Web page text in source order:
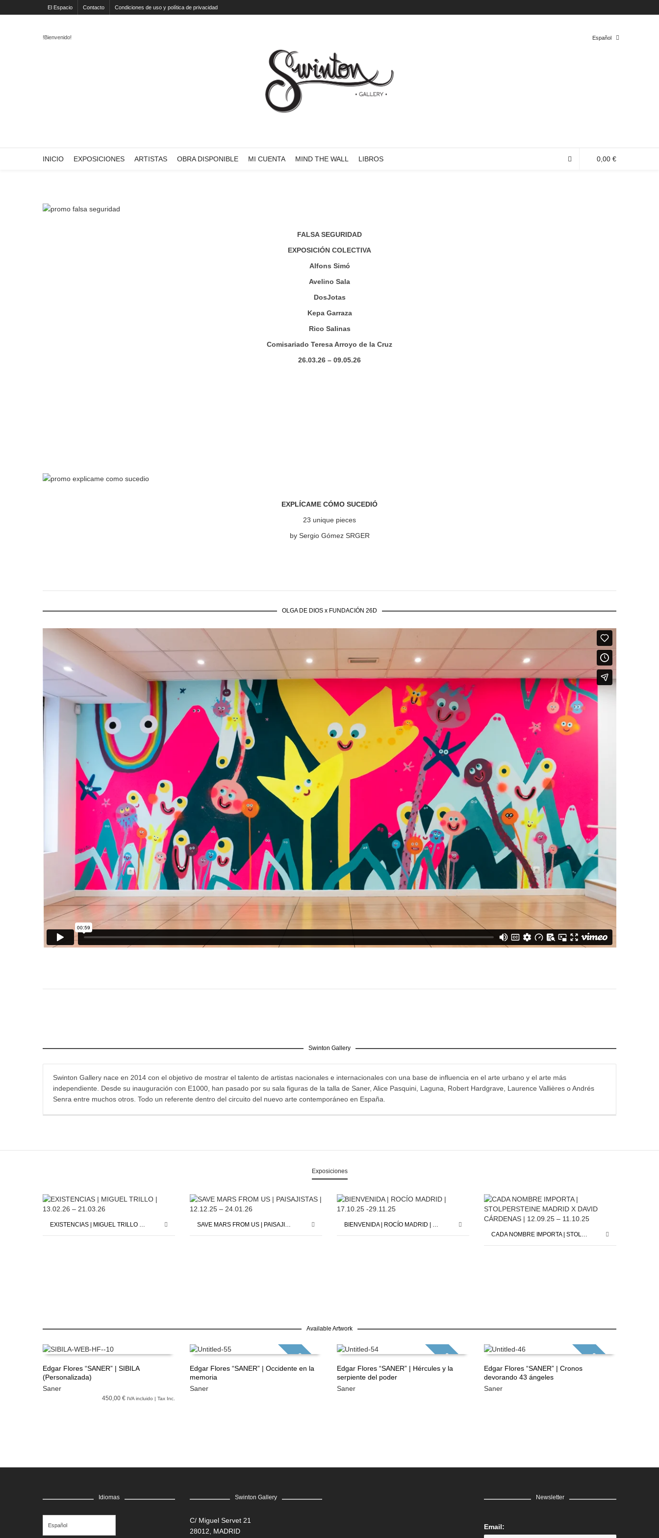
El Espacio Contacto Condiciones de uso y política de privacidad
!Bienvenido! Español
INICIO EXPOSICIONES ARTISTAS OBRA DISPONIBLE MI CUENTA MIND THE WALL LIBROS 0,00 €
FALSA SEGURIDAD
EXPOSICIÓN COLECTIVA
Alfons Simó
Avelino Sala
DosJotas
Kepa Garraza
Rico Salinas
Comisariado Teresa Arroyo de la Cruz
26.03.26 – 09.05.26
EXPLÍCAME CÓMO SUCEDIÓ
23 unique pieces
by Sergio Gómez SRGER
OLGA DE DIOS x FUNDACIÓN 26D
Swinton Gallery
Swinton Gallery nace en 2014 con el objetivo de mostrar el talento de artistas nacionales e internacionales con una base de influencia en el arte urbano y el arte más
independiente. Desde su inauguración con E1000, han pasado por su sala figuras de la talla de Saner, Alice Pasquini, Laguna, Robert Hardgrave, Laurence Vallières o Andrés
Senra entre muchos otros. Todo un referente dentro del circuito del nuevo arte contemporáneo en España.
Exposiciones
Available Artwork
Edgar Flores “SANER” | SIBILA
(Personalizada)
Saner
450,00 € IVA incluido | Tax Inc.
GRATIS
Edgar Flores “SANER” | Occidente en la
memoria
Saner
GRATIS
LEER MÁS
Edgar Flores “SANER” | Hércules y la
serpiente del poder
Saner
GRATIS
Edgar Flores “SANER” | Cronos
devorando 43 ángeles
Saner
Idiomas
Español
Swinton Gallery
C/ Miguel Servet 21
28012, MADRID
Newsletter
Email: